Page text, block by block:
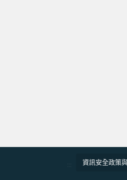
資訊安全政策